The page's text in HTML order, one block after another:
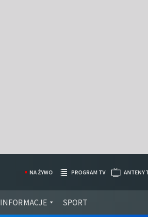
INFORMACJE SPORT
NA ŻYWO PROGRAM TV ANTENY